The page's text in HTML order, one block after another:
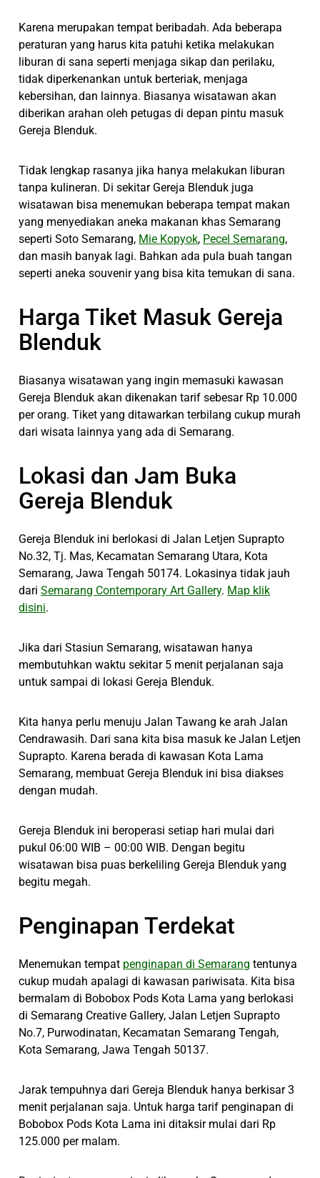
Karena merupakan tempat beribadah. Ada beberapa
peraturan yang harus kita patuhi ketika melakukan
liburan di sana seperti menjaga sikap dan perilaku,
tidak diperkenankan untuk berteriak, menjaga
kebersihan, dan lainnya. Biasanya wisatawan akan
diberikan arahan oleh petugas di depan pintu masuk
Gereja Blenduk.
Tidak lengkap rasanya jika hanya melakukan liburan
tanpa kulineran. Di sekitar Gereja Blenduk juga
wisatawan bisa menemukan beberapa tempat makan
yang menyediakan aneka makanan khas Semarang
seperti Soto Semarang, Mie Kopyok, Pecel Semarang,
dan masih banyak lagi. Bahkan ada pula buah tangan
seperti aneka souvenir yang bisa kita temukan di sana.
Harga Tiket Masuk Gereja
Blenduk
Biasanya wisatawan yang ingin memasuki kawasan
Gereja Blenduk akan dikenakan tarif sebesar Rp 10.000
per orang. Tiket yang ditawarkan terbilang cukup murah
dari wisata lainnya yang ada di Semarang.
Lokasi dan Jam Buka
Gereja Blenduk
Gereja Blenduk ini berlokasi di Jalan Letjen Suprapto
No.32, Tj. Mas, Kecamatan Semarang Utara, Kota
Semarang, Jawa Tengah 50174. Lokasinya tidak jauh
dariSemarang Contemporary Art Gallery. Map klik
disini.
Jika dari Stasiun Semarang, wisatawan hanya
membutuhkan waktu sekitar 5 menit perjalanan saja
untuk sampai di lokasi Gereja Blenduk.
Kita hanya perlu menuju Jalan Tawang ke arah Jalan
Cendrawasih. Dari sana kita bisa masuk ke Jalan Letjen
Suprapto. Karena berada di kawasan Kota Lama
Semarang, membuat Gereja Blenduk ini bisa diakses
dengan mudah.
Gereja Blenduk ini beroperasi setiap hari mulai dari
pukul 06:00 WIB – 00:00 WIB. Dengan begitu
wisatawan bisa puas berkeliling Gereja Blenduk yang
begitu megah.
Penginapan Terdekat
Menemukan tempat penginapan di Semarang tentunya
cukup mudah apalagi di kawasan pariwisata. Kita bisa
bermalam di Bobobox Pods Kota Lama yang berlokasi
di Semarang Creative Gallery, Jalan Letjen Suprapto
No.7, Purwodinatan, Kecamatan Semarang Tengah,
Kota Semarang, Jawa Tengah 50137.
Jarak tempuhnya dari Gereja Blenduk hanya berkisar 3
menit perjalanan saja. Untuk harga tarif penginapan di
Bobobox Pods Kota Lama ini ditaksir mulai dari Rp
125.000 per malam.